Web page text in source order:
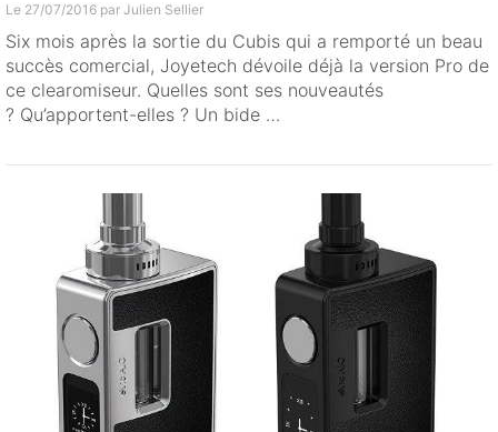
Le 27/07/2016 par Julien Sellier
Six mois après la sortie du Cubis qui a remporté un beau
succès comercial, Joyetech dévoile déjà la version Pro de
ce clearomiseur. Quelles sont ses nouveautés
? Qu’apportent-elles ? Un bide …